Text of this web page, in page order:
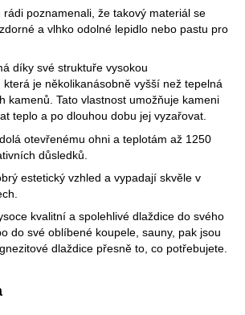
rádi poznamenali, že takový materiál se
a vlhko odolné lepidlo nebo pastu pro
díky své struktuře vysokou
je několikanásobně vyšší než tepelná
kamenů. Tato vlastnost umožňuje kameni
teplo a po dlouhou dobu jej vyzařovat.
otevřenému ohni a teplotám až 1250
důsledků.
estetický vzhled a vypadají skvěle v
kvalitní a spolehlivé dlaždice do svého
do své oblíbené koupele, sauny, pak jsou
dlaždice přesně to, co potřebujete.